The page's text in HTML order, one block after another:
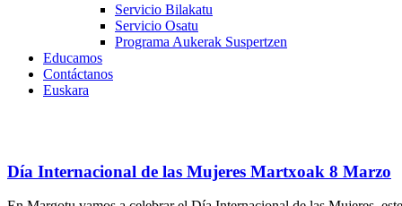
Servicio Bilakatu
Servicio Osatu
Programa Aukerak Suspertzen
Educamos
Contáctanos
Euskara
Día Internacional de las Mujeres Martxoak 8 Marzo